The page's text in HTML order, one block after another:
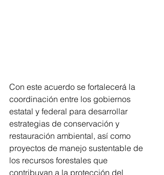
Con este acuerdo se fortalecerá la
coordinación entre los gobiernos
estatal y federal para desarrollar
estrategias de conservación y
restauración ambiental, así como
proyectos de manejo sustentable de
los recursos forestales que
contribuyan a la protección del